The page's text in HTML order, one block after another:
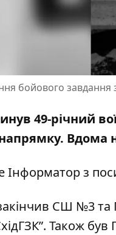
бойового завдання
49-річний
Вдома
Інформатор з
СШ №3 та
Також